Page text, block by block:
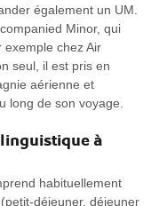
également un UM.
Minor, qui
chez Air
seul, il est pris en
aérienne et
long de son voyage.
à
habituellement
déjeuner, déjeuner